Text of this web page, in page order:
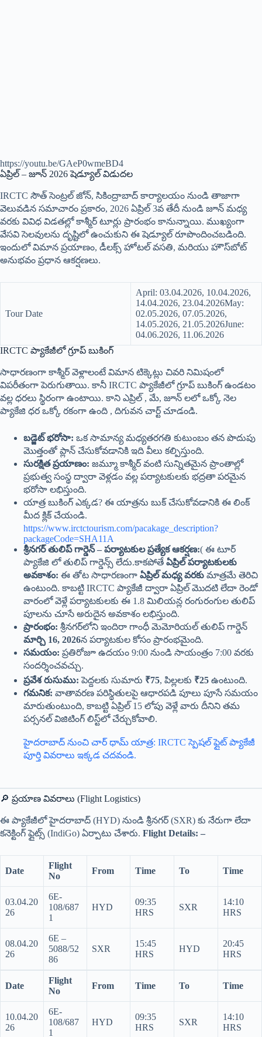
https://youtu.be/GAeP0wmeBD4
ఏప్రిల్ – జూన్ 2026 షెడ్యూల్ విడుదల
IRCTC సౌత్ సెంట్రల్ జోన్, సికింద్రాబాద్ కార్యాలయం నుండి తాజాగా
వెలువడిన సమాచారం ప్రకారం, 2026 ఏప్రిల్ 3వ తేదీ నుండి జూన్ మధ్య
వరకు వివిధ విడతల్లో కాశ్మీర్ టూర్లు ప్రారంభం కానున్నాయి. ముఖ్యంగా
వేసవి సెలవులను దృష్టిలో ఉంచుకుని ఈ షెడ్యూల్ రూపొందించబడింది.
ఇందులో విమాన ప్రయాణం, డీలక్స్ హోటల్ వసతి, మరియు హౌస్‌బోట్
అనుభవం ప్రధాన ఆకర్షణలు.
Tour Date
April: 03.04.2026, 10.04.2026,
14.04.2026, 23.04.2026May:
02.05.2026, 07.05.2026,
14.05.2026, 21.05.2026June:
04.06.2026, 11.06.2026
IRCTC ప్యాకేజీలో గ్రూప్ బుకింగ్
సాధారణంగా కాశ్మీర్ వెళ్లాలంటే విమాన టిక్కెట్లు చివరి నిమిషంలో
విపరీతంగా పెరుగుతాయి. కానీ IRCTC ప్యాకేజీలో గ్రూప్ బుకింగ్ ఉండటం
వల్ల ధరలు స్థిరంగా ఉంటాయి. కాని ఎప్రిల్ , మే, జూన్ లలో ఒక్కో నెల
ప్యాకేజి ధర ఒక్కో రకంగా ఉంది , దిగువన చార్ట్ చూడండి.
బడ్జెట్ భరోసా: ఒక సామాన్య మధ్యతరగతి కుటుంబం తన పొదుపు
మొత్తంతో ప్లాన్ చేసుకోవడానికి ఇది వీలు కల్పిస్తుంది.
సురక్షిత ప్రయాణం: జమ్మూ కాశ్మీర్ వంటి సున్నితమైన ప్రాంతాల్లో
ప్రభుత్వ సంస్థ ద్వారా వెళ్లడం వల్ల పర్యాటకులకు భద్రతా పరమైన
భరోసా లభిస్తుంది.
యాత్ర బుకింగ్ ఎక్కడ? ఈ యాత్రను బుక్ చేసుకోవడానికి ఈ లింక్
మీద క్లిక్ చేయండి.
https://www.irctctourism.com/pacakage_description?
packageCode=SHA11A
శ్రీనగర్ తులిప్ గార్డెన్ – పర్యాటకుల ప్రత్యేక ఆకర్షణ:( ఈ టూర్
ప్యాకేజి లో తులిప్ గార్డెన్స్ లేదు.కాకపోతే ఏప్రిల్ పర్యాటకులకు
అవకాశం: ఈ తోట సాధారణంగా ఏప్రిల్ మధ్య వరకు మాత్రమే తెరిచి
ఉంటుంది. కాబట్టి IRCTC ప్యాకేజీ ద్వారా ఏప్రిల్ మొదటి లేదా రెండో
వారంలో వెళ్లే పర్యాటకులకు ఈ 1.8 మిలియన్ల రంగురంగుల తులిప్
పూలను చూసే అరుదైన అవకాశం లభిస్తుంది.
ప్రారంభం: శ్రీనగర్‌లోని ఇందిరా గాంధీ మెమోరియల్ తులిప్ గార్డెన్
మార్చి 16, 2026న పర్యాటకుల కోసం ప్రారంభమైంది.
సమయం: ప్రతిరోజూ ఉదయం 9:00 నుండి సాయంత్రం 7:00 వరకు
సందర్శించవచ్చు.
ప్రవేశ రుసుము: పెద్దలకు సుమారు ₹75, పిల్లలకు ₹25 ఉంటుంది.
గమనిక: వాతావరణ పరిస్థితులపై ఆధారపడి పూలు పూసే సమయం
మారుతుంటుంది, కాబట్టి ఏప్రిల్ 15 లోపు వెళ్లే వారు దీనిని తమ
పర్సనల్ విజిటింగ్ లిస్ట్‌లో చేర్చుకోవాలి.
హైదరాబాద్ నుంచి చార్ ధామ్ యాత్ర: IRCTC స్పెషల్ ఫ్లైట్ ప్యాకేజీ
పూర్తి వివరాలు ఇక్కడ చదవండి.
🔎 ప్రయాణ వివరాలు (Flight Logistics)
ఈ ప్యాకేజీలో హైదరాబాద్ (HYD) నుండి శ్రీనగర్ (SXR) కు నేరుగా లేదా
కనెక్టింగ్ ఫ్లైట్స్ (IndiGo) ఏర్పాటు చేశారు. Flight Details: –
Date
Flight
No
From Time To Time
03.04.20
26
6E-
108/687
1
HYD
09:35
HRS
SXR
14:10
HRS
08.04.20
26
6E –
5088/52
86
SXR
15:45
HRS
HYD
20:45
HRS
Date
Flight
No
From Time To Time
10.04.20
26
6E-
108/687
1
HYD
09:35
HRS
SXR
14:10
HRS